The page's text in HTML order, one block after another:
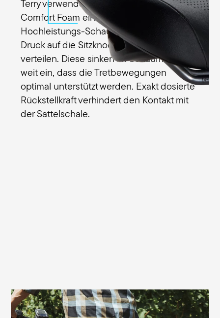
Terry verwendet im Figura GT Men mit
Comfort Foam ein spezielles
Hochleistungs-Schaumpolster, um den
Druck auf die Sitzknochen gleichmäßig zu
verteilen. Diese sinken im Schaum nur so
weit ein, dass die Tretbewegungen
optimal unterstützt werden. Exakt dosierte
Rückstellkraft verhindert den Kontakt mit
der Sattelschale.
Sehr gute Wahl auch für E-Biker